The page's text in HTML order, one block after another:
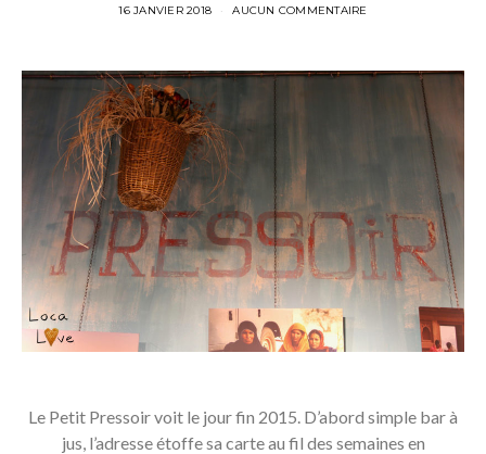
16 JANVIER 2018 AUCUN COMMENTAIRE
Le Petit Pressoir voit le jour fin 2015. D’abord simple bar à
jus, l’adresse étoffe sa carte au fil des semaines en